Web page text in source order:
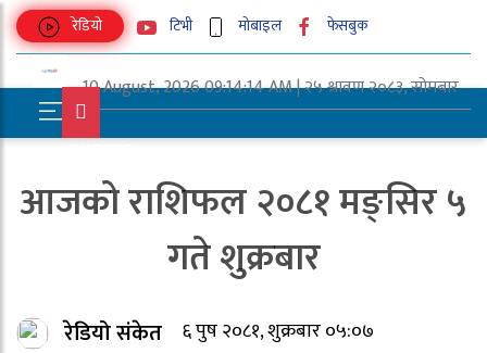
रेडियो टिभी मोबाइल फेसबुक
10 August, 2026 09:14:14 AM | २५ श्रावण २०८३, सोमबार
आजको राशिफल २०८१ मङ्सिर ५
गते शुक्रबार
रेडियो संकेत ६ पुष २०८१, शुक्रबार ०५:०७